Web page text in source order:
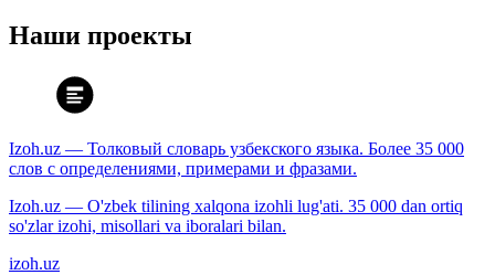
Наши проекты
Izoh.uz — Толковый словарь узбекского языка. Более 35 000
слов с определениями, примерами и фразами.
Izoh.uz — O'zbek tilining xalqona izohli lug'ati. 35 000 dan ortiq
so'zlar izohi, misollari va iboralari bilan.
izoh.uz